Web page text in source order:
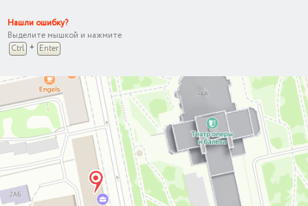
Нашли ошибку?
Выделите мышкой и нажмите
Ctrl + Enter